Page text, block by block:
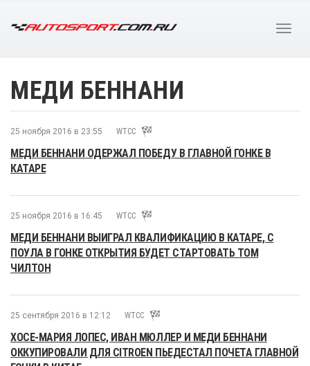
МЕДИ БЕННАНИ
25 ноября 2016 в 23:55 WTCC
МЕДИ БЕННАНИ ОДЕРЖАЛ ПОБЕДУ В ГЛАВНОЙ ГОНКЕ В
КАТАРЕ
25 ноября 2016 в 16:45 WTCC
МЕДИ БЕННАНИ ВЫИГРАЛ КВАЛИФИКАЦИЮ В КАТАРЕ, С
ПОУЛА В ГОНКЕ ОТКРЫТИЯ БУДЕТ СТАРТОВАТЬ ТОМ
ЧИЛТОН
25 сентября 2016 в 12:12 WTCC
ХОСЕ-МАРИЯ ЛОПЕС, ИВАН МЮЛЛЕР И МЕДИ БЕННАНИ
ОККУПИРОВАЛИ ДЛЯ CITROEN ПЬЕДЕСТАЛ ПОЧЕТА ГЛАВНОЙ